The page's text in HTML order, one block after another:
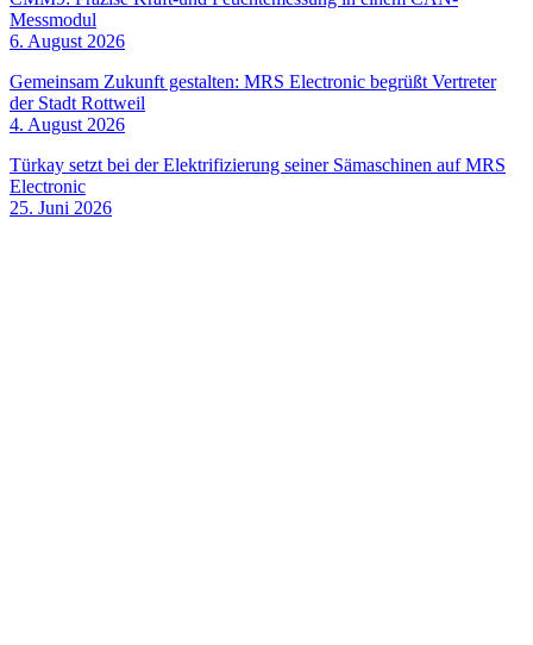
Messmodul
6. August 2026
Gemeinsam Zukunft gestalten: MRS Electronic begrüßt Vertreter
der Stadt Rottweil
4. August 2026
Türkay setzt bei der Elektrifizierung seiner Sämaschinen auf MRS
Electronic
25. Juni 2026